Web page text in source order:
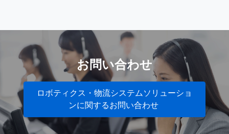
お問い合わせ
ロボティクス・物流システムソリューショ
ンに関するお問い合わせ